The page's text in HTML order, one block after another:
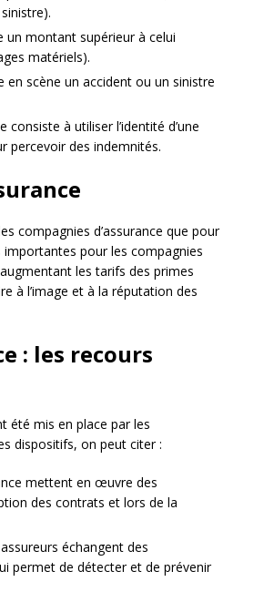
un montant supérieur à celui
matériels).
en scène un accident ou un sinistre
consiste à utiliser l’identité d’une
percevoir des indemnités.
compagnies d’assurance que pour
pour les compagnies
les tarifs des primes
à l’image et à la réputation des
: les recours
été mis en place par les
dispositifs, on peut citer :
mettent en œuvre des
des contrats et lors de la
échangent des
permet de détecter et de prévenir